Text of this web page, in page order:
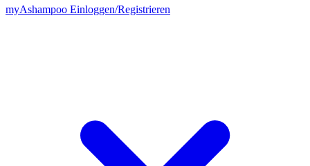
myAshampoo Einloggen/Registrieren